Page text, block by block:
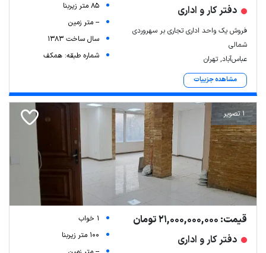
دفتر کار و اداری
فروش یک واحد اداری تجاری بر سهروردی
شمالی
عباس‌آباد, تهران
مشاهده جزییات
85 متر زیربنا
-- متر زمین
سال ساخت 1383
شماره طبقه: همکف
1 تصویر
قیمت: 21,000,000,000 تومان
دفتر کار و اداری
1 خواب
100 متر زیربنا